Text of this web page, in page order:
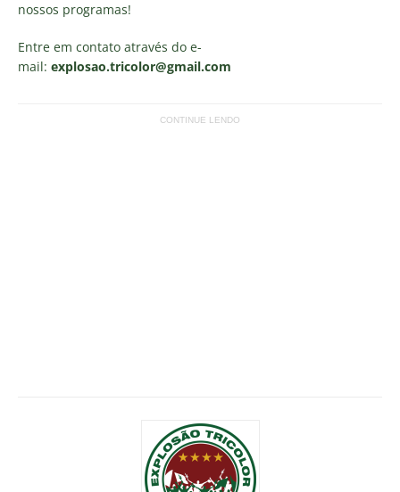
nossos programas!
Entre em contato através do e-
mail: explosao.tricolor@gmail.com
CONTINUE LENDO